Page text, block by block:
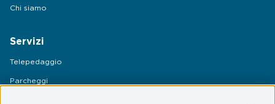
Chi siamo
Servizi
Telepedaggio
Parcheggi